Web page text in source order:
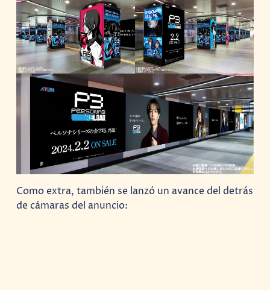
Como extra, también se lanzó un avance del detrás
de cámaras del anuncio: